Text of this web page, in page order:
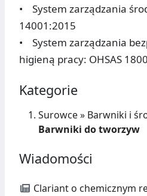
• System zarządzania
14001:2015
• System zarządzania
higieną pracy: OHSAS
Kategorie
Surowce» Barwniki i
Barwniki do tworzyw
Wiadomości
Clariant o chemicznym